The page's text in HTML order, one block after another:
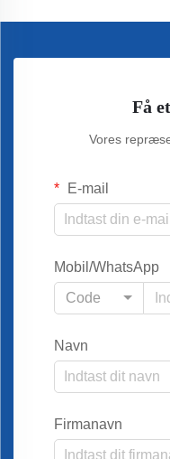
Få
Vores
E-mail
Mobil/WhatsApp
Code
Navn
Firmanavn